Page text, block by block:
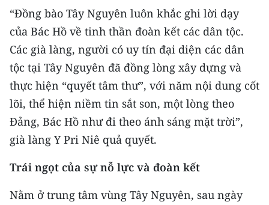
“Đồng bào Tây Nguyên luôn khắc ghi lời dạy
của Bác Hồ về tinh thần đoàn kết các dân tộc.
Các già làng, người có uy tín đại diện các dân
tộc tại Tây Nguyên đã đồng lòng xây dựng và
thực hiện “quyết tâm thư”, với năm nội dung cốt
lõi, thể hiện niềm tin sắt son, một lòng theo
Đảng, Bác Hồ như đi theo ánh sáng mặt trời”,
già làng Y Pri Niê quả quyết.
Trái ngọt của sự nỗ lực và đoàn kết
Nằm ở trung tâm vùng Tây Nguyên, sau ngày